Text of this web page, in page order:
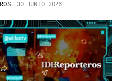
30 JUNIO 2026